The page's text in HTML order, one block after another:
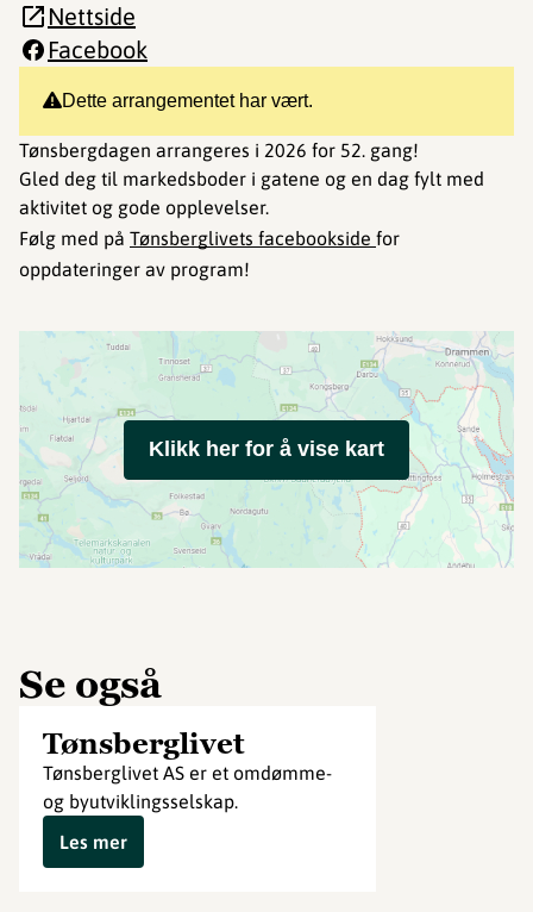
Dette arrangementet har vært.
Tønsbergdagen arrangeres i 2026 for 52. gang!
Gled deg til markedsboder i gatene og en dag fylt med
aktivitet og gode opplevelser.
Følg med på Tønsberglivets facebookside for
oppdateringer av program!
Nettside
Facebook
Klikk her for å vise kart
Se også
Tønsberglivet
Tønsberglivet AS er et omdømme-
og byutviklingsselskap.
Les mer